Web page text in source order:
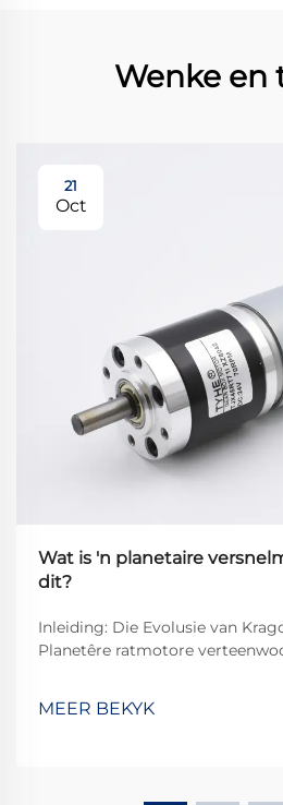
Wenke en
21
Oct
Wat is 'n planetaire
dit?
Inleiding: Die Evolusie van
Planetêre ratmotore
maar kragtige meganismes het
MEER BEKYK